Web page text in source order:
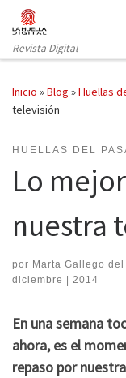
Saltar al contenido
Revista Digital
Inicio »Blog »Huellas
televisión
HUELLAS DEL
Lo
nuestra
por Marta Gallego del
diciembre | 2014
En una semana
ahora, es el
repaso por